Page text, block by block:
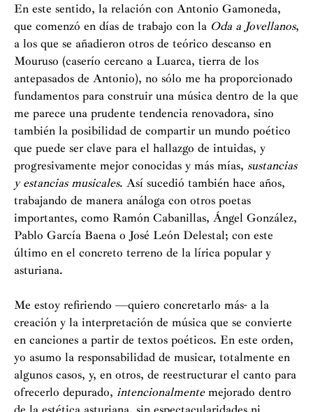
En este sentido, la relación con Antonio Gamoneda,
que comenzó en días de trabajo con la Oda a Jovellanos,
a los que se añadieron otros de teórico descanso en
Mouruso (caserío cercano a Luarca, tierra de los
antepasados de Antonio), no sólo me ha proporcionado
fundamentos para construir una música dentro de la que
me parece una prudente tendencia renovadora, sino
también la posibilidad de compartir un mundo poético
que puede ser clave para el hallazgo de intuidas, y
progresivamente mejor conocidas y más mías, sustancias
y estancias musicales. Así sucedió también hace años,
trabajando de manera análoga con otros poetas
importantes, como Ramón Cabanillas, Ángel González,
Pablo García Baena o José León Delestal; con este
último en el concreto terreno de la lírica popular y
asturiana.
Me estoy refiriendo —quiero concretarlo más- a la
creación y la interpretación de música que se convierte
en canciones a partir de textos poéticos. En este orden,
yo asumo la responsabilidad de musicar, totalmente en
algunos casos, y, en otros, de reestructurar el canto para
ofrecerlo depurado, intencionalmentemejorado dentro